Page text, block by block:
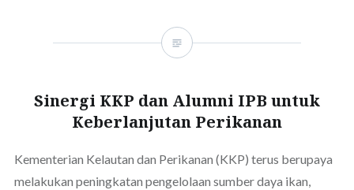
Sinergi KKP dan Alumni IPB untuk
Keberlanjutan Perikanan
Kementerian Kelautan dan Perikanan (KKP) terus berupaya
melakukan peningkatan pengelolaan sumber daya ikan,